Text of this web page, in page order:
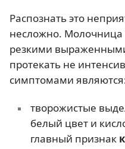
Распознать это
несложно. Молочница
резкими
протекать не
симптомами
творожистые
белый цвет и
главный признак